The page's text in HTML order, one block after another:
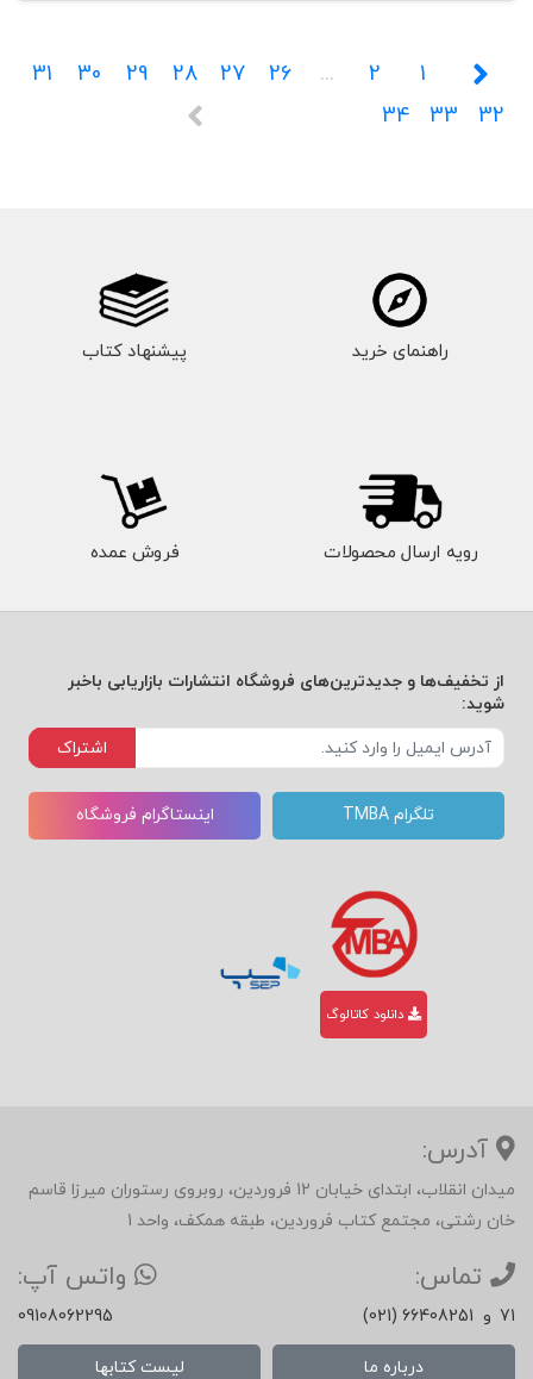
1
2
...
26
27
28
29
30
31
32
33
34
راهنمای خرید پیشنهاد کتاب
رویه ارسال محصولات فروش عمده
از تخفیف‌ها و جدیدترین‌های فروشگاه انتشارات بازاریابی باخبر
شوید:
اشتراک
تلگرام TMBA اینستاگرام فروشگاه
دانلود کاتالوگ
آدرس:
میدان انقلاب، ابتدای خیابان 12 فروردین، روبروی رستوران میرزا قاسم
خان رشتی، مجتمع کتاب فروردین، طبقه همکف، واحد 1
تماس:
(021) 66408251 و 71
واتس آپ:
09108062295
درباره ما لیست کتابها